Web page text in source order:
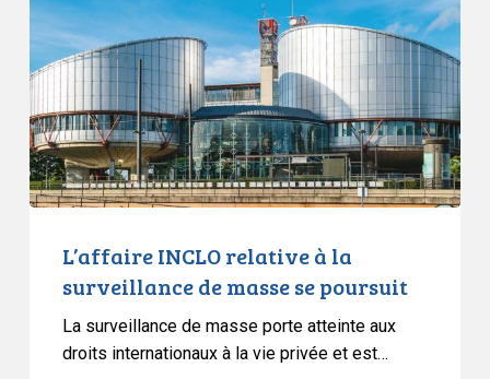
surveillance
masse
se
poursuit
L’affaire INCLO relative à la
surveillance de masse se poursuit
La surveillance de masse porte atteinte aux
droits internationaux à la vie privée et est…